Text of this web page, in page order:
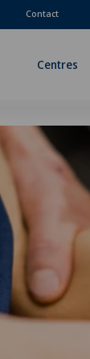
Contact
Centres